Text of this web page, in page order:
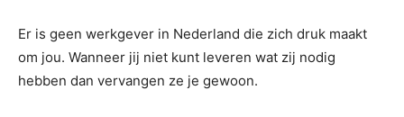
Er is geen werkgever in Nederland die zich druk maakt
om jou. Wanneer jij niet kunt leveren wat zij nodig
hebben dan vervangen ze je gewoon.